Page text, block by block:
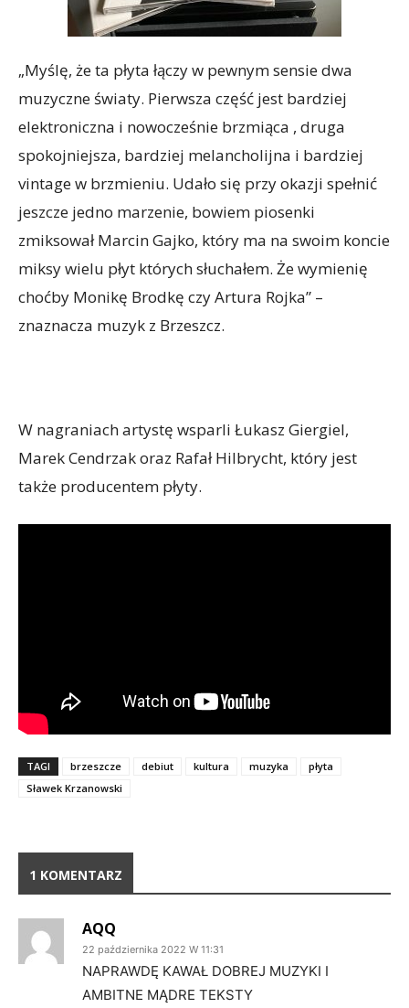
„Myślę, że ta płyta łączy w pewnym sensie dwa
muzyczne światy. Pierwsza część jest bardziej
elektroniczna i nowocześnie brzmiąca , druga
spokojniejsza, bardziej melancholijna i bardziej
vintage w brzmieniu. Udało się przy okazji spełnić
jeszcze jedno marzenie, bowiem piosenki
zmiksował Marcin Gajko, który ma na swoim koncie
miksy wielu płyt których słuchałem. Że wymienię
choćby Monikę Brodkę czy Artura Rojka” –
znaznacza muzyk z Brzeszcz.
W nagraniach artystę wsparli Łukasz Giergiel,
Marek Cendrzak oraz Rafał Hilbrycht, który jest
także producentem płyty.
TAGI brzeszcze debiut kultura muzyka
płyta
Sławek Krzanowski
1 KOMENTARZ
AQQ
22 października 2022 W 11:31
NAPRAWDĘ KAWAŁ DOBREJ MUZYKI I
AMBITNE MĄDRE TEKSTY